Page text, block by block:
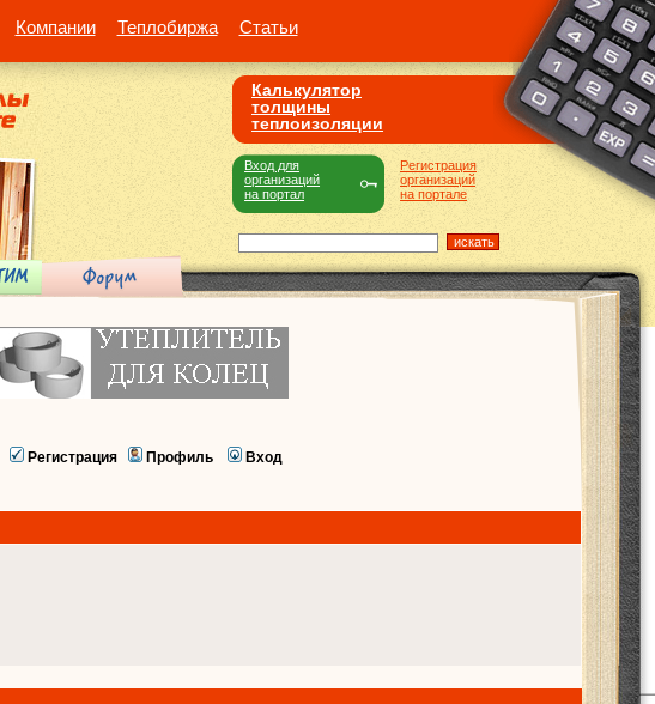
Компании Теплобиржа Статьи
Калькулятор
толщины
теплоизоляции
Регистрация
организаций
на портале
Вход для
организаций
на портал
Регистрация Профиль Вход